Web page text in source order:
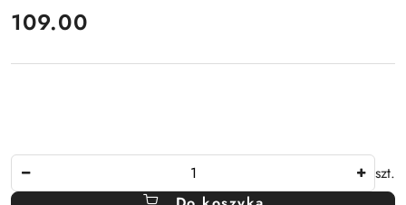
cena:
109.00
szt.